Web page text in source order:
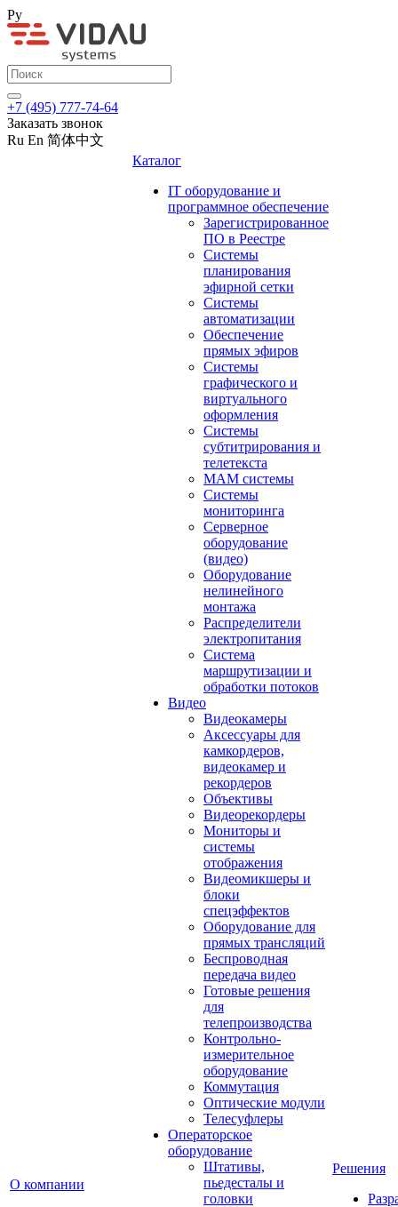
Ру
+7 (495) 777-74-64
Заказать звонок
Ru En 简体中文
О компании
Каталог
IT оборудование и
программное обеспечение
Зарегистрированное
ПО в Реестре
Системы
планирования
эфирной сетки
Системы
автоматизации
Обеспечение
прямых эфиров
Системы
графического и
виртуального
оформления
Системы
субтитрирования и
телетекста
MAM системы
Системы
мониторинга
Серверное
оборудование
(видео)
Оборудование
нелинейного
монтажа
Распределители
электропитания
Система
маршрутизации и
обработки потоков
Видео
Видеокамеры
Аксессуары для
камкордеров,
видеокамер и
рекордеров
Объективы
Видеорекордеры
Мониторы и
системы
отображения
Видеомикшеры и
блоки
спецэффектов
Оборудование для
прямых трансляций
Беспроводная
передача видео
Готовые решения
для
телепроизводства
Контрольно-
измерительное
оборудование
Коммутация
Оптические модули
Телесуфлеры
Операторское
оборудование
Штативы,
пьедесталы и
головки
Решения